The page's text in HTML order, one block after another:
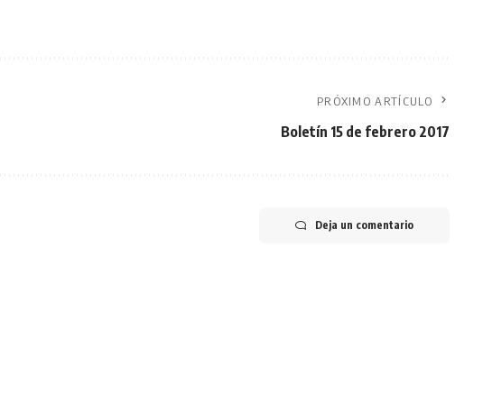
PRÓXIMO ARTÍCULO
Boletín 15 de febrero 2017
Deja un comentario